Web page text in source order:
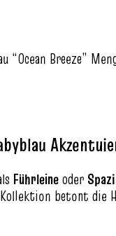
“Ocean Breeze”
Führleineoder
Kollektion betont